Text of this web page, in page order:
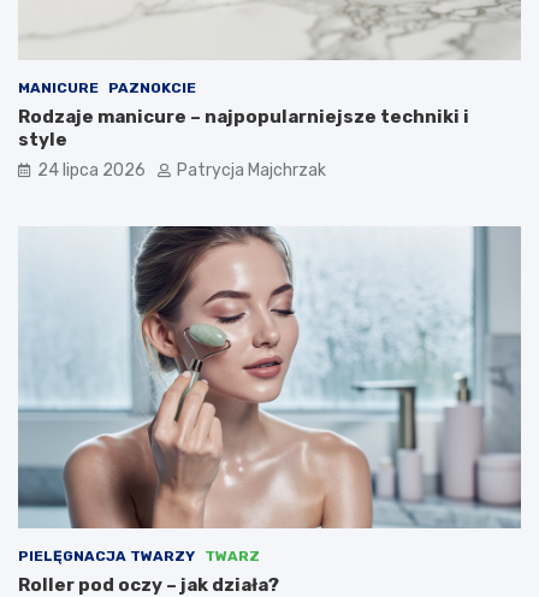
MANICURE PAZNOKCIE
Rodzaje manicure – najpopularniejsze techniki i
style
24 lipca 2026 Patrycja Majchrzak
PIELĘGNACJA TWARZY TWARZ
Roller pod oczy – jak działa?